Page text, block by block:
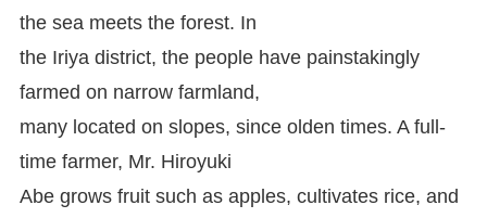
the sea meets the forest. In
the Iriya district, the people have painstakingly
farmed on narrow farmland,
many located on slopes, since olden times. A full-
time farmer, Mr. Hiroyuki
Abe grows fruit such as apples, cultivates rice, and